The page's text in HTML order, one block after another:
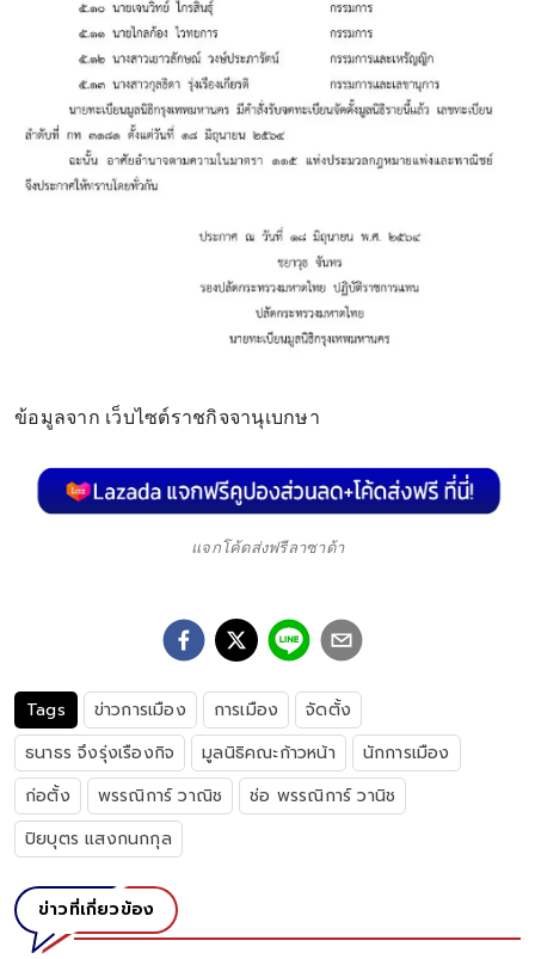
ข้อมูลจาก เว็บไซต์ราชกิจจานุเบกษา
แจกโค้ดส่งฟรีลาซาด้า
Tags ข่าวการเมือง การเมือง
จัดตั้ง
ธนาธร จึงรุ่งเรืองกิจ
มูลนิธิคณะก้าวหน้า
นักการเมือง
ก่อตั้ง
พรรณิการ์ วาณิช
ช่อ พรรณิการ์ วานิช
ปิยบุตร แสงกนกกุล
ข่าวที่เกี่ยวข้อง